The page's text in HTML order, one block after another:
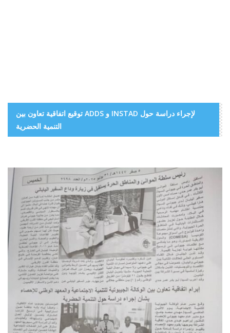
توقيع اتفاقية تعاون بين ADDS و INSTAD لإجراء دراسة حول
التنمية الحضرية